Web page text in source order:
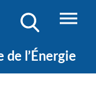
l’Énergie